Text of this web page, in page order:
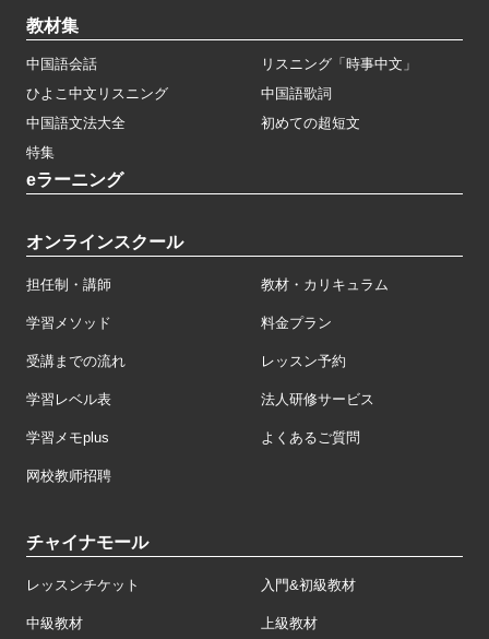
教材集
中国語会話
リスニング「時事中文」
ひよこ中文リスニング
中国語歌詞
中国語文法大全
初めての超短文
特集
eラーニング
オンラインスクール
担任制・講師 教材・カリキュラム
学習メソッド 料金プラン
受講までの流れ レッスン予約
学習レベル表 法人研修サービス
学習メモplus よくあるご質問
网校教师招聘
チャイナモール
レッスンチケット 入門&初級教材
中級教材 上級教材